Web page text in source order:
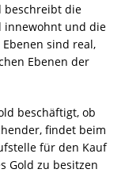
beschreibt die
innewohnt und die
sind real,
Ebenen der
beschäftigt, ob
findet beim
für den Kauf
Gold zu besitzen